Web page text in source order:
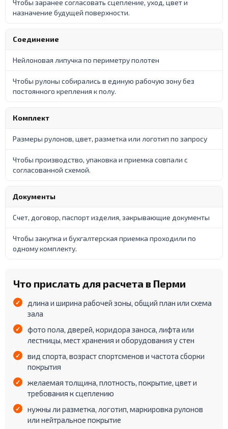
Чтобы заранее согласовать сцепление, уход, цвет и
назначение будущей поверхности.
Соединение
Нейлоновая липучка по периметру полотен
Чтобы рулоны собирались в единую рабочую зону без
постоянного крепления к полу.
Комплект
Размеры рулонов, цвет, разметка или логотип по запросу
Чтобы производство, упаковка и приемка совпали с
согласованной схемой.
Документы
Счет, договор, паспорт изделия, закрывающие документы
Чтобы закупка и бухгалтерская приемка проходили по
одному комплекту.
Что прислать для расчета в Перми
длина и ширина рабочей зоны, общий план или схема
зала
фото пола, дверей, коридора заноса, лифта или
лестницы, мест хранения и оборудования у стен
вид спорта, возраст спортсменов и частота сборки
покрытия
желаемая толщина, плотность, покрытие, цвет и
требования к сцеплению
нужны ли разметка, логотип, маркировка рулонов
или нейтральное покрытие